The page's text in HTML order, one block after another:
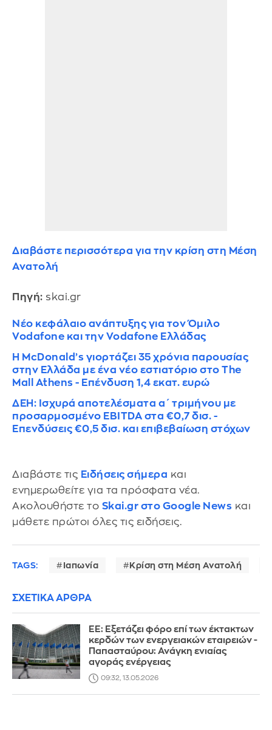
Διαβάστε περισσότερα για την κρίση στη Μέση
Ανατολή
Πηγή: skai.gr
Νέο κεφάλαιο ανάπτυξης για τον Όμιλο
Vodafone και την Vodafone Ελλάδας
Η McDonald’s γιορτάζει 35 χρόνια παρουσίας
στην Ελλάδα με ένα νέο εστιατόριο στο The
Mall Athens - Επένδυση 1,4 εκατ. ευρώ
ΔΕΗ: Ισχυρά αποτελέσματα α΄ τριμήνου με
προσαρμοσμένο EBITDA στα €0,7 δισ. -
Επενδύσεις €0,5 δισ. και επιβεβαίωση στόχων
Διαβάστε τις Ειδήσεις σήμερα και
ενημερωθείτε για τα πρόσφατα νέα.
Ακολουθήστε το Skai.gr στο Google News και
μάθετε πρώτοι όλες τις ειδήσεις.
TAGS: Ιαπωνία Κρίση στη Μέση Ανατολή
ΣΧΕΤΙΚΑ ΑΡΘΡΑ
ΕΕ: Εξετάζει φόρο επί των έκτακτων
κερδών των ενεργειακών εταιρειών -
Παπασταύρου: Ανάγκη ενιαίας
αγοράς ενέργειας
09:32, 13.05.2026